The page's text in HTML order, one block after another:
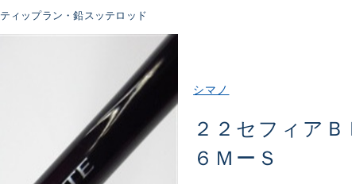
ティップラン・鉛スッテロッド
シマノ
２２セフィア
６ＭーＳ